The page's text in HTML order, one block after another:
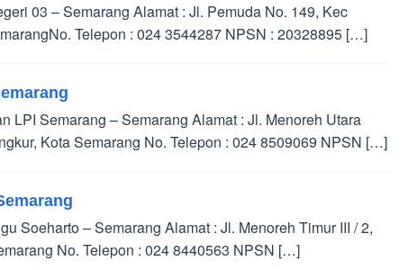
03 – Semarang Alamat : Jl. Pemuda No. 149, Kec
Telepon : 024 3544287 NPSN : 20328895 […]
LPI Semarang – Semarang Alamat : Jl. Menoreh Utara
Kota Semarang No. Telepon : 024 8509069 NPSN […]
Soeharto – Semarang Alamat : Jl. Menoreh Timur III / 2,
No. Telepon : 024 8440563 NPSN […]